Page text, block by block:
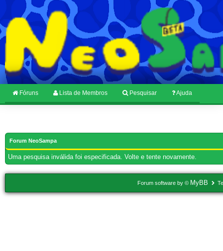
Fóruns Lista de Membros Pesquisar Ajuda
Forum NeoSampa
Uma pesquisa inválida foi especificada. Volte e tente novamente.
Forum software by © MyBB